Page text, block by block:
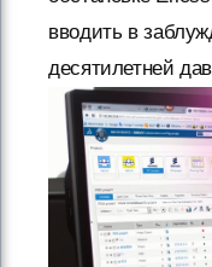
вводить в
десятилетней